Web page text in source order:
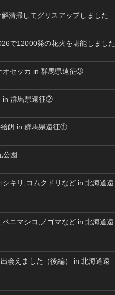
清掃してグリスアップしました
で12000発の花火を堪能しました
オセッカ in 群馬県遠征③
in 群馬県遠征②
餌 in 群馬県遠征①
公園
シキリ,コムクドリなど in 北海道遠
ベニマシコ,ノゴマなど in 北海道遠
会えました（後編） in 北海道遠